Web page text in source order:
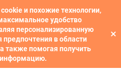
и похожие технологии,
удобство
персонализированную
в области
также помогая получить